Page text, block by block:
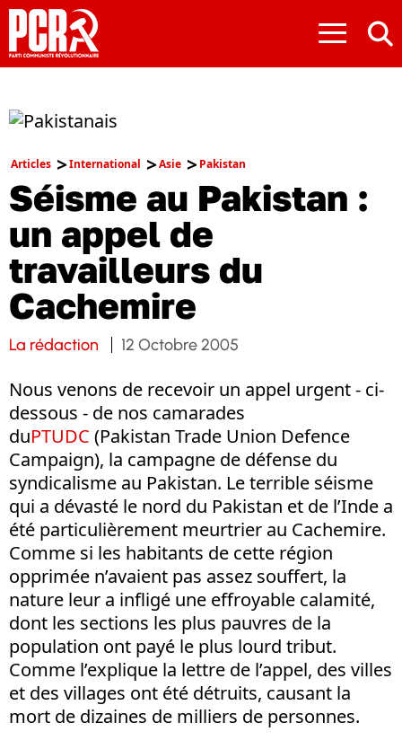
≡
Articles International Asie Pakistan
Séisme au Pakistan :
un appel de
travailleurs du
Cachemire
La rédaction 12 Octobre 2005
Nous venons de recevoir un appel urgent - ci-
dessous - de nos camarades
duPTUDC (Pakistan Trade Union Defence
Campaign), la campagne de défense du
syndicalisme au Pakistan. Le terrible séisme
qui a dévasté le nord du Pakistan et de l’Inde a
été particulièrement meurtrier au Cachemire.
Comme si les habitants de cette région
opprimée n’avaient pas assez souffert, la
nature leur a infligé une effroyable calamité,
dont les sections les plus pauvres de la
population ont payé le plus lourd tribut.
Comme l’explique la lettre de l’appel, des villes
et des villages ont été détruits, causant la
mort de dizaines de milliers de personnes.